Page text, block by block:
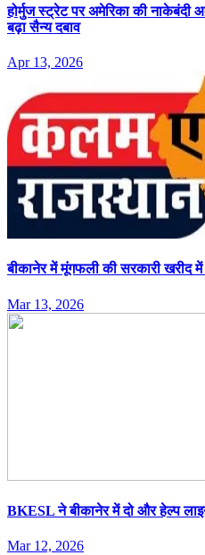
होर्मुज स्ट्रेट पर अमेरिका की
बढ़ा सैन्य दबाव
Apr 13, 2026
बीकानेर में मूंगफली की सरकारी खरीद
Mar 13, 2026
BKESL ने बीकानेर में दो और हेल्प
Mar 12, 2026